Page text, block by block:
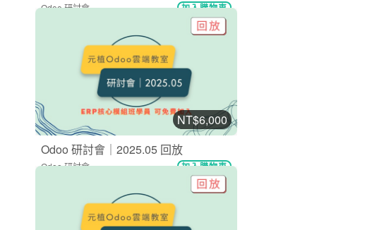
Odoo 研討會 加入購物車
421
9
NT$6,000
Odoo 研討會｜2025.05 回放
Odoo 研討會 加入購物車
439
9